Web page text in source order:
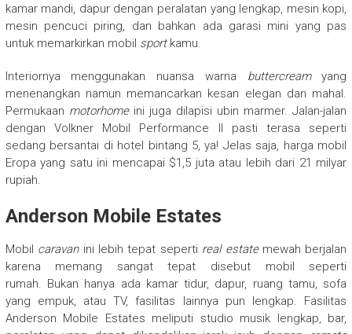
kamar mandi, dapur dengan peralatan yang lengkap, mesin kopi,
mesin pencuci piring, dan bahkan ada garasi mini yang pas
untuk memarkirkan mobil sport kamu.
Interiornya menggunakan nuansa warna buttercreamyang
menenangkan namun memancarkan kesan elegan dan mahal.
Permukaan motorhome ini juga dilapisi ubin marmer. Jalan-jalan
dengan Volkner Mobil Performance II pasti terasa seperti
sedang bersantai di hotel bintang 5, ya! Jelas saja, harga mobil
Eropa yang satu ini mencapai $1,5 juta atau lebih dari 21 milyar
rupiah.
Anderson Mobile Estates
Mobil caravan ini lebih tepat seperti real estatemewah berjalan
karena memang sangat tepat disebut mobil seperti
rumah. Bukan hanya ada kamar tidur, dapur, ruang tamu, sofa
yang empuk, atau TV, fasilitas lainnya pun lengkap. Fasilitas
Anderson Mobile Estates meliputi studio musik lengkap, bar,